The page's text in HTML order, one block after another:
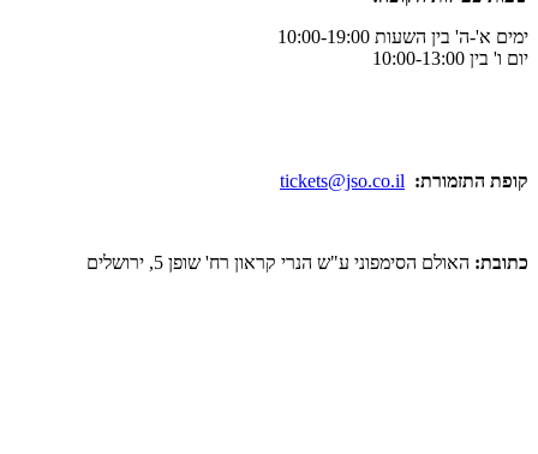
השעות 10:00-19:00
tickets@jso.co.il
הסימפוני ע"ש הנרי קראון רח' שופן 5, ירושלים